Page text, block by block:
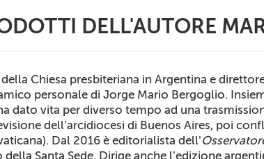
DELL'AUTORE
Chiesa presbiteriana in Argentina e
personale di Jorge Mario Bergoglio.
dato vita per diverso tempo ad una
dell’arcidiocesi di Buenos Aires, poi
Dal 2016 è editorialista dell’
Santa Sede. Dirige anche l’edizione